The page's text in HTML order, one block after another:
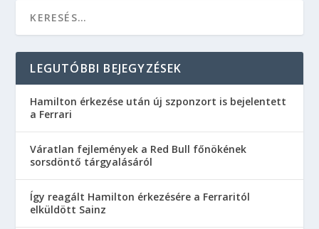
LEGUTÓBBI BEJEGYZÉSEK
Hamilton érkezése után új szponzort is bejelentett
a Ferrari
Váratlan fejlemények a Red Bull főnökének
sorsdöntő tárgyalásáról
Így reagált Hamilton érkezésére a Ferraritól
elküldött Sainz